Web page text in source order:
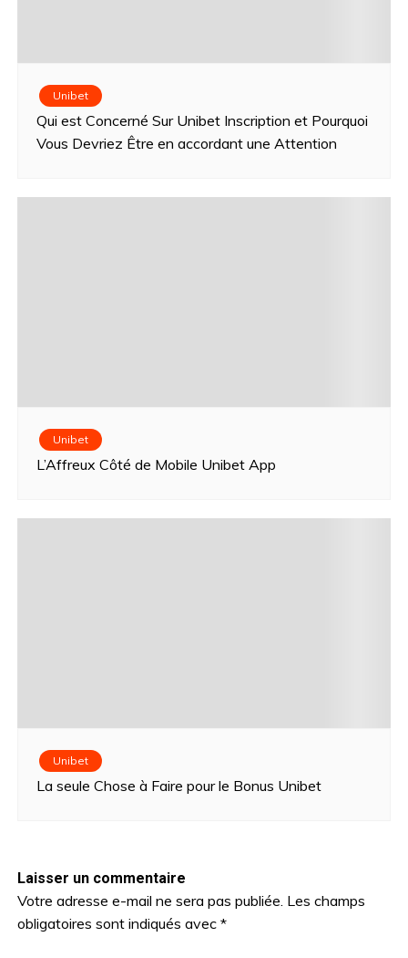
Unibet
Qui est Concerné Sur Unibet Inscription et Pourquoi
Vous Devriez Être en accordant une Attention
Unibet
L’Affreux Côté de Mobile Unibet App
Unibet
La seule Chose à Faire pour le Bonus Unibet
Laisser un commentaire
Votre adresse e-mail ne sera pas publiée. Les champs
obligatoires sont indiqués avec*